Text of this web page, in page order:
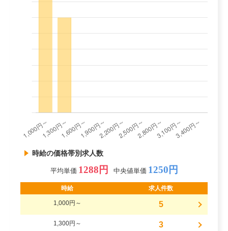
時給の価格帯別求人数
平均単価 1288円 中央値単価 1250円
時給 求人件数
1,000円～ 5
1,300円～ 3